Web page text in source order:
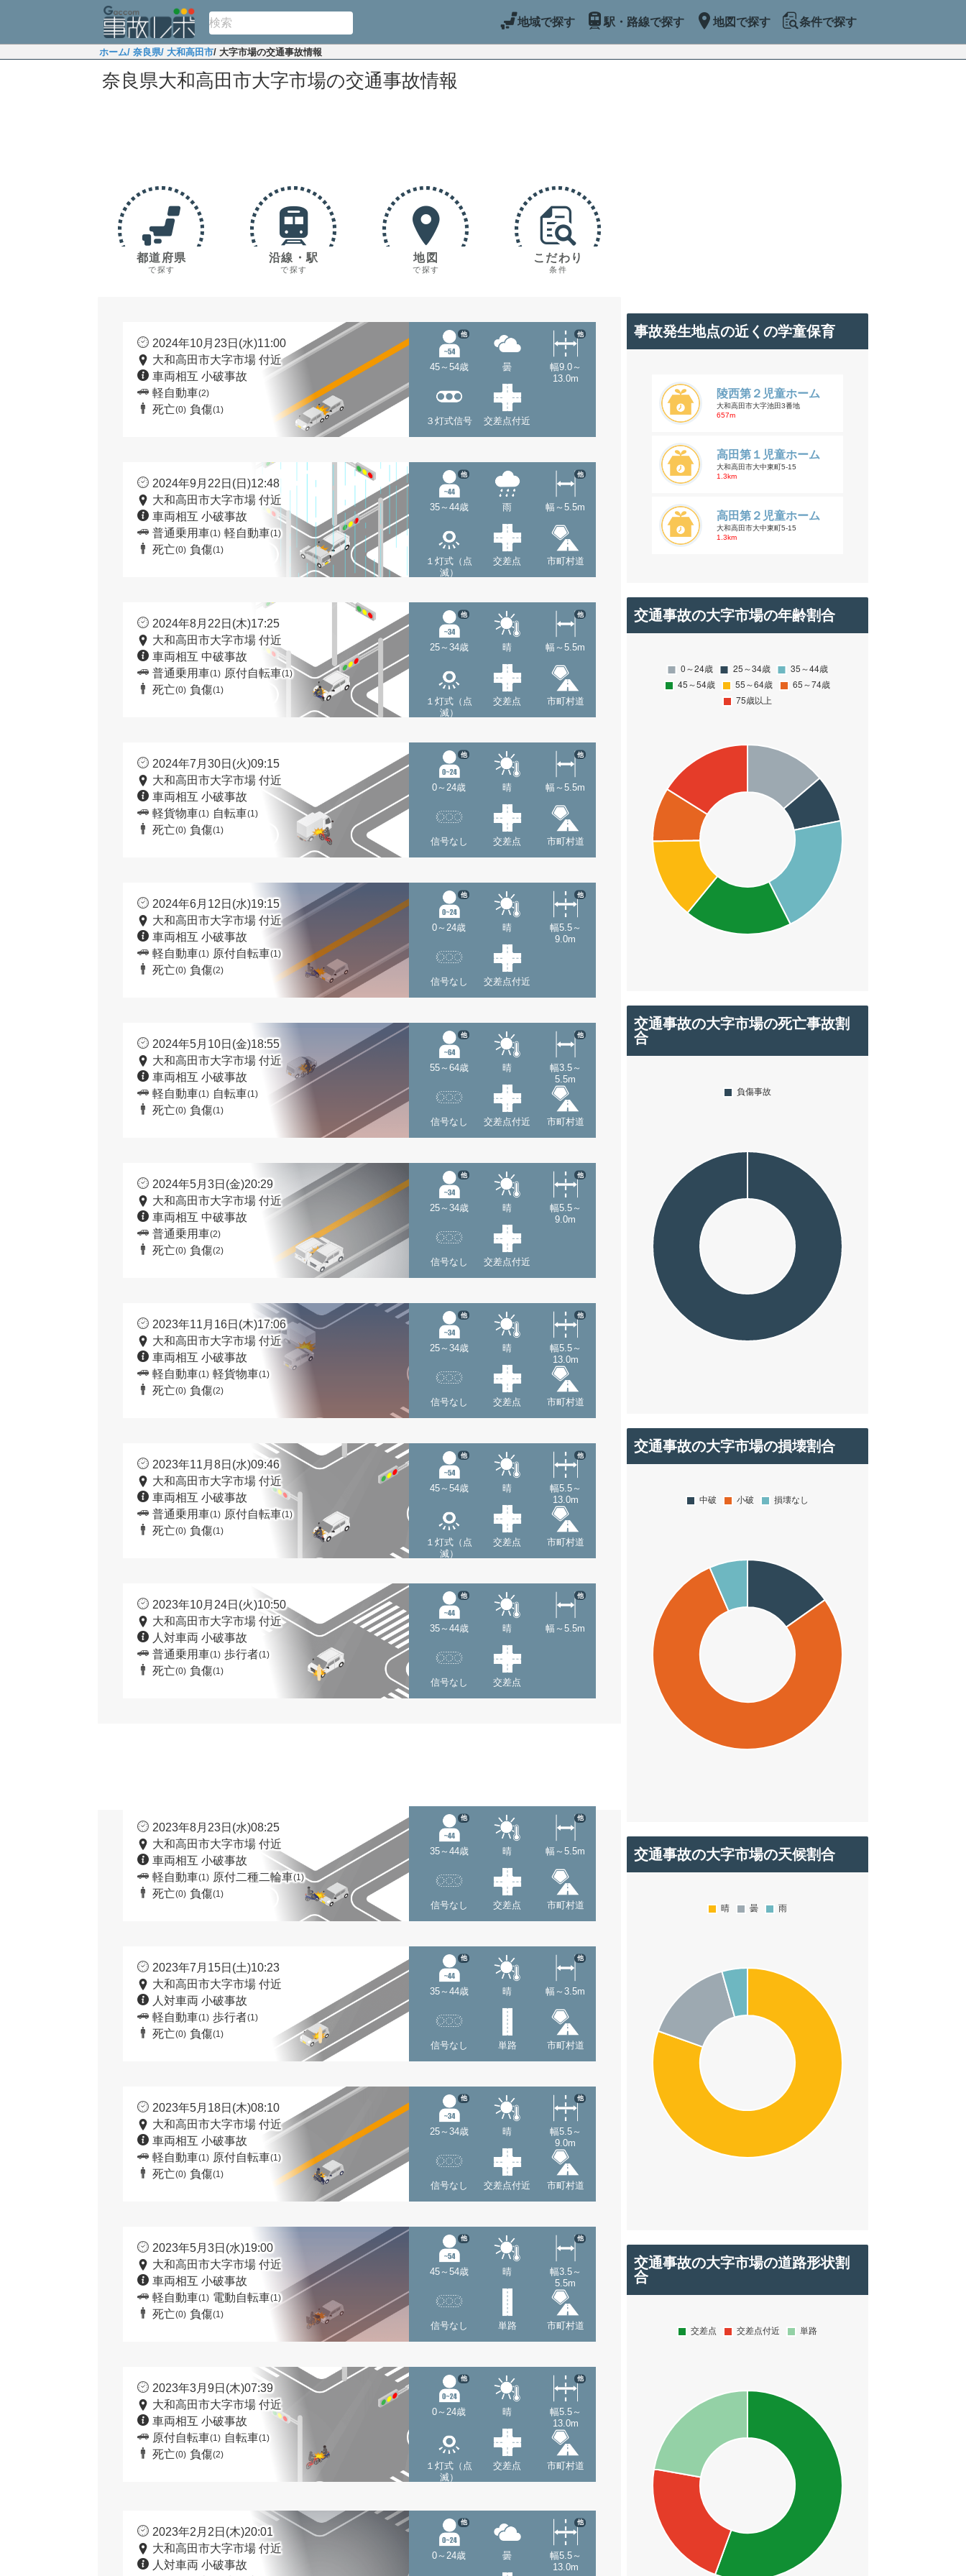
地域で探す 駅・路線で探す 地図で探す 条件で探す
ホーム/ 奈良県/ 大和高田市/ 大字市場の交通事故情報
奈良県大和高田市大字市場の交通事故情報
都道府県
で探す
沿線・駅
で探す
地図
で探す
こだわり
条件
2024年10月23日(水)11:00
大和高田市大字市場 付近
車両相互 小破事故
軽自動車(2)
死亡(0) 負傷(1)
45～54歳
他
曇
幅9.0～
13.0m
他
３灯式信号 交差点付近
2024年9月22日(日)12:48
大和高田市大字市場 付近
車両相互 小破事故
普通乗用車(1) 軽自動車(1)
死亡(0) 負傷(1)
35～44歳
他
雨 幅～5.5m
他
１灯式（点
滅）
交差点 市町村道
2024年8月22日(木)17:25
大和高田市大字市場 付近
車両相互 中破事故
普通乗用車(1) 原付自転車(1)
死亡(0) 負傷(1)
25～34歳
他
晴 幅～5.5m
他
１灯式（点
滅）
交差点 市町村道
2024年7月30日(火)09:15
大和高田市大字市場 付近
車両相互 小破事故
軽貨物車(1) 自転車(1)
死亡(0) 負傷(1)
0～24歳
他
晴 幅～5.5m
他
信号なし 交差点 市町村道
2024年6月12日(水)19:15
大和高田市大字市場 付近
車両相互 小破事故
軽自動車(1) 原付自転車(1)
死亡(0) 負傷(2)
0～24歳
他
晴
幅5.5～
9.0m
他
信号なし 交差点付近
2024年5月10日(金)18:55
大和高田市大字市場 付近
車両相互 小破事故
軽自動車(1) 自転車(1)
死亡(0) 負傷(1)
55～64歳
他
晴
幅3.5～
5.5m
他
信号なし 交差点付近 市町村道
2024年5月3日(金)20:29
大和高田市大字市場 付近
車両相互 中破事故
普通乗用車(2)
死亡(0) 負傷(2)
25～34歳
他
晴
幅5.5～
9.0m
他
信号なし 交差点付近
2023年11月16日(木)17:06
大和高田市大字市場 付近
車両相互 小破事故
軽自動車(1) 軽貨物車(1)
死亡(0) 負傷(2)
25～34歳
他
晴
幅5.5～
13.0m
他
信号なし 交差点 市町村道
2023年11月8日(水)09:46
大和高田市大字市場 付近
車両相互 小破事故
普通乗用車(1) 原付自転車(1)
死亡(0) 負傷(1)
45～54歳
他
晴
幅5.5～
13.0m
他
１灯式（点
滅）
交差点 市町村道
2023年10月24日(火)10:50
大和高田市大字市場 付近
人対車両 小破事故
普通乗用車(1) 歩行者(1)
死亡(0) 負傷(1)
35～44歳
他
晴 幅～5.5m
他
信号なし 交差点
2023年8月23日(水)08:25
大和高田市大字市場 付近
車両相互 小破事故
軽自動車(1) 原付二種二輪車(1)
死亡(0) 負傷(1)
35～44歳
他
晴 幅～5.5m
他
信号なし 交差点 市町村道
2023年7月15日(土)10:23
大和高田市大字市場 付近
人対車両 小破事故
軽自動車(1) 歩行者(1)
死亡(0) 負傷(1)
35～44歳
他
晴 幅～3.5m
他
信号なし 単路 市町村道
2023年5月18日(木)08:10
大和高田市大字市場 付近
車両相互 小破事故
軽自動車(1) 原付自転車(1)
死亡(0) 負傷(1)
25～34歳
他
晴
幅5.5～
9.0m
他
信号なし 交差点付近 市町村道
2023年5月3日(水)19:00
大和高田市大字市場 付近
車両相互 小破事故
軽自動車(1) 電動自転車(1)
死亡(0) 負傷(1)
45～54歳
他
晴
幅3.5～
5.5m
他
信号なし 単路 市町村道
2023年3月9日(木)07:39
大和高田市大字市場 付近
車両相互 小破事故
原付自転車(1) 自転車(1)
死亡(0) 負傷(2)
0～24歳
他
晴
幅5.5～
13.0m
他
１灯式（点
滅）
交差点 市町村道
2023年2月2日(木)20:01
大和高田市大字市場 付近
人対車両 小破事故
0～24歳
他
曇
幅5.5～
13.0m
他
事故発生地点の近くの学童保育
陵西第２児童ホーム
大和高田市大字池田3番地
657m
高田第１児童ホーム
大和高田市大中東町5-15
1.3km
高田第２児童ホーム
大和高田市大中東町5-15
1.3km
交通事故の大字市場の年齢割合
交通事故の大字市場の死亡事故割
合
交通事故の大字市場の損壊割合
交通事故の大字市場の天候割合
交通事故の大字市場の道路形状割
合